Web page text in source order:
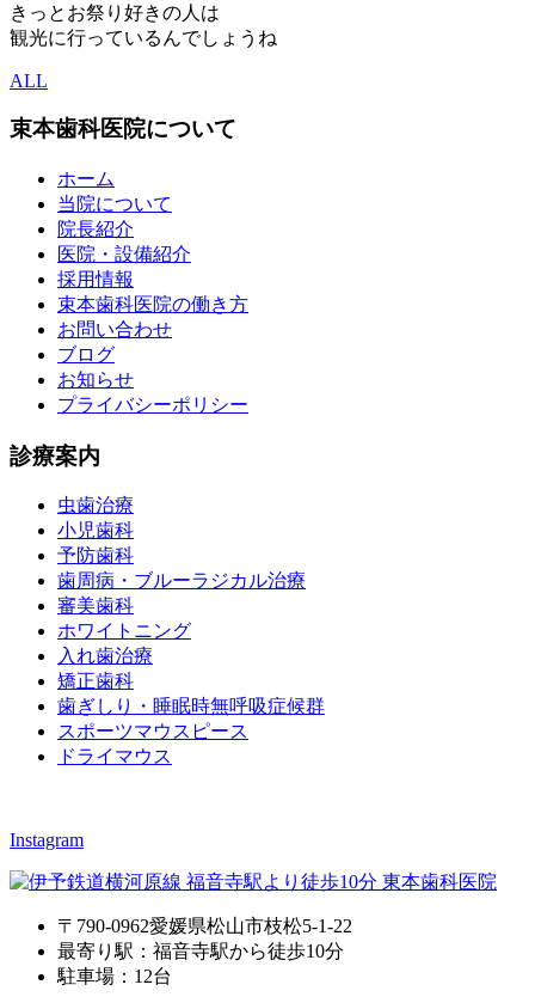
きっとお祭り好きの人は
観光に行っているんでしょうね
ALL
束本歯科医院について
ホーム
当院について
院長紹介
医院・設備紹介
採用情報
束本歯科医院の働き方
お問い合わせ
ブログ
お知らせ
プライバシーポリシー
診療案内
虫歯治療
小児歯科
予防歯科
歯周病・ブルーラジカル治療
審美歯科
ホワイトニング
入れ歯治療
矯正歯科
歯ぎしり・睡眠時無呼吸症候群
スポーツマウスピース
ドライマウス
Instagram
〒790-0962愛媛県松山市枝松5-1-22
最寄り駅：福音寺駅から徒歩10分
駐車場：12台